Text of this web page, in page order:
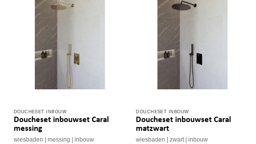
gekozen
productpagina
DOUCHESET INBOUW
Doucheset inbouwset Caral
messing
wiesbaden messing inbouw
Dit
product
heeft
DOUCHESET INBOUW
Doucheset inbouwset Caral
matzwart
wiesbaden zwart inbouw
Dit
product
heeft